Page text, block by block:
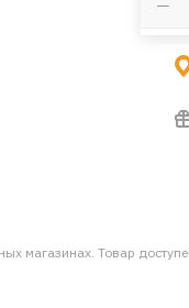
магазинах. Товар